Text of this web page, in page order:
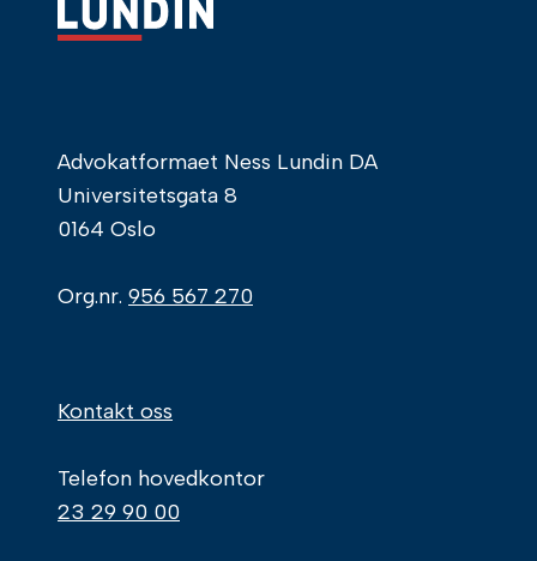
Advokatformaet Ness Lundin DA
Universitetsgata 8
0164 Oslo
Org.nr. 956 567 270
Kontakt oss
Telefon hovedkontor
23 29 90 00